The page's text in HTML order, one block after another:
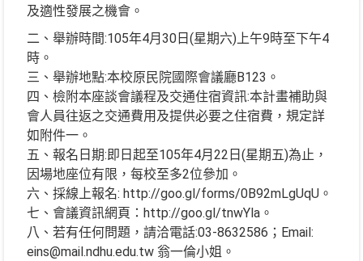
及適性發展之機會。
二、舉辦時間:105年4月30日(星期六)上午9時至下午4
時。
三、舉辦地點:本校原民院國際會議廳B123。
四、檢附本座談會議程及交通住宿資訊:本計畫補助與
會人員往返之交通費用及提供必要之住宿費，規定詳
如附件一。
五、報名日期:即日起至105年4月22日(星期五)為止，
因場地座位有限，每校至多2位參加。
六、採線上報名: http://goo.gl/forms/0B92mLgUqU。
七、會議資訊網頁：http://goo.gl/tnwYla。
八、若有任何問題，請洽電話:03-8632586；Email:
eins@mail.ndhu.edu.tw 翁一倫小姐。